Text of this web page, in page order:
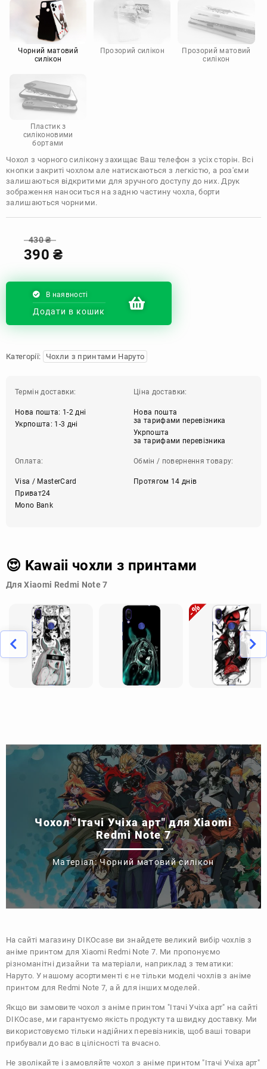
Motorola
Чорний матовий
силікон
Прозорий силікон
Прозорий матовий
силікон
Пластик з
силіконовими
бортами
Чохол з чорного силікону захищає Ваш телефон з усіх сторін. Всі
кнопки закриті чохлом але натискаються з легкістю, а роз'єми
залишаються відкритими для зручного доступу до них. Друк
зображення наноситься на задню частину чохла, борти
залишаються чорними.
430₴
390₴
В наявності
Додати в кошик
Категорії: Чохли з принтами Наруто
Термін доставки:
Нова пошта: 1-2 дні
Укрпошта: 1-3 дні
Ціна доставки:
Нова пошта
за тарифами перевізника
Укрпошта
за тарифами перевізника
Оплата:
Visa / MasterCard
Приват24
Mono Bank
Обмін / повернення товару:
Протягом 14 днів
😍 Kawaii чохли з принтами
Для Xiaomi Redmi Note 7
Чохол "Ітачі Учіха арт" для Xiaomi
Redmi Note 7
Матеріал: Чорний матовий силікон
На сайті магазину DIKOcase ви знайдете великий вибір чохлів з
аніме принтом для Xiaomi Redmi Note 7. Ми пропонуємо
різноманітні дизайни та матеріали, наприклад з тематики:
Наруто. У нашому асортименті є не тільки моделі чохлів з аніме
принтом для Redmi Note 7, а й для інших моделей.
Якщо ви замовите чохол з аніме принтом "Ітачі Учіха арт" на сайті
DIKOcase, ми гарантуємо якість продукту та швидку доставку. Ми
використовуємо тільки надійних перевізників, щоб ваші товари
прибували до вас в цілісності та вчасно.
Не зволікайте і замовляйте чохол з аніме принтом "Ітачі Учіха арт"